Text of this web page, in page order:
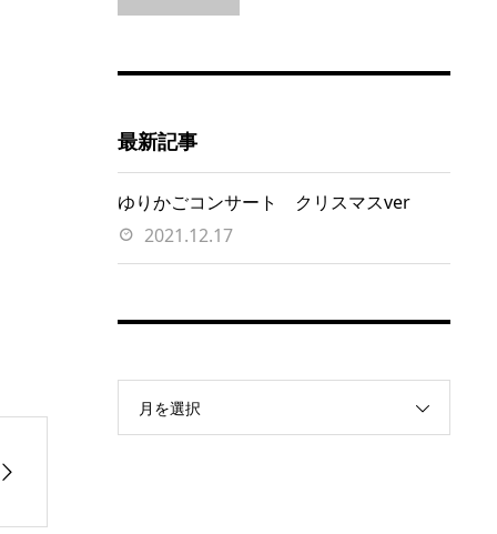
最新記事
ゆりかごコンサート クリスマスver
2021.12.17
月を選択